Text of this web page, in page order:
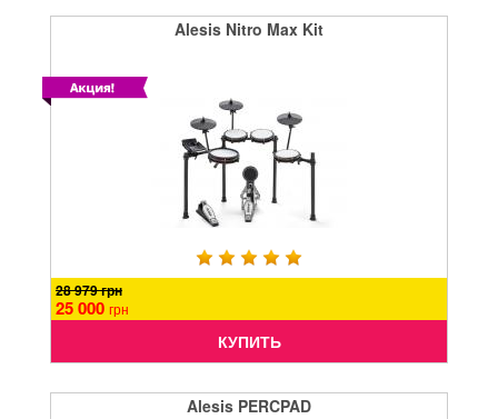
Alesis Nitro Max Kit
28 979 грн
25 000 грн
КУПИТЬ
Alesis PERCPAD